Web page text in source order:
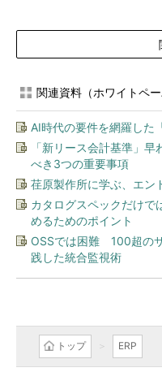
関連資料（ホワイトペー
AI時代の要件を網羅した
「新リース会計基準」
べき3つの重要事項
荏原製作所に学ぶ、エン
カタログスペックだけで
めるためのポイント
OSSでは困難 100超の
践した統合監視術
トップ ERP